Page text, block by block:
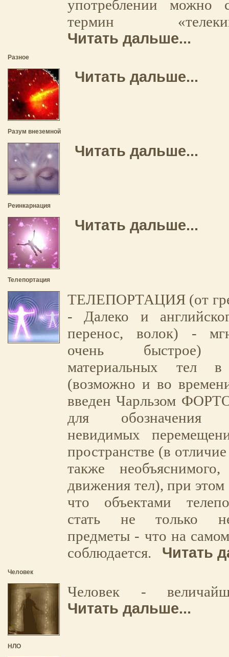
употреблении можно
термин
Читать дальше...
Разное
Читать дальше...
Разум внеземной
Читать дальше...
Реинкарнация
Читать дальше...
Телепортация
ТЕЛЕПОРТАЦИЯ (от
- Далеко и
перенос, волок) -
очень быстpое)
матеpиальных тел в
(возможно и во
введен Чарльзом
для обозначения
невидимых
пространстве (в
также
движения тел), при
что объектами
стать не только
предметы - что на
соблюдается. Читать
Человек
Человек -
Читать дальше...
НЛО